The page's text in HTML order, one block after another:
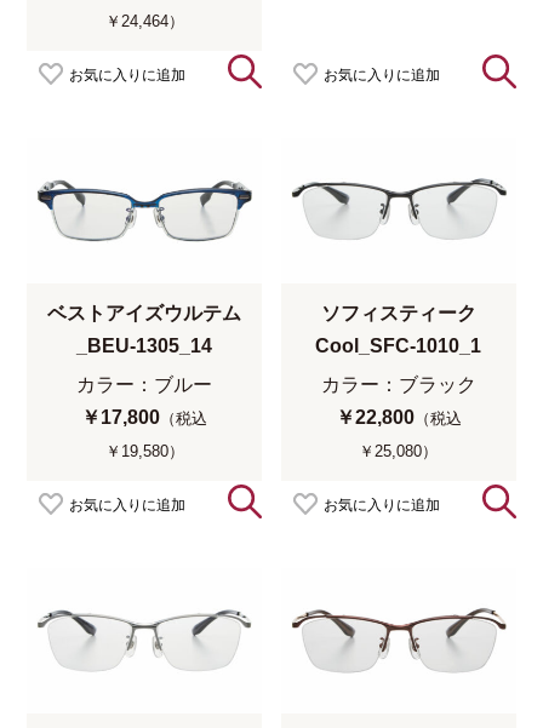
お気に入りに追加
￥24,464）
お気に入りに追加
お気に入りに追加
ベストアイズウルテム
_BEU-1305_14
カラー：ブルー
￥17,800 （税込
￥19,580）
お気に入りに追加
ソフィスティーク
Cool_SFC-1010_1
カラー：ブラック
￥22,800（税込
￥25,080）